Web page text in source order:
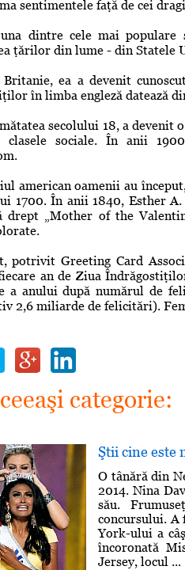
sentimentele faţă de cei
dintre cele mai
ţărilor din lume - din Statele
ea a devenit
în limba engleză datează
secolului 18, a
clasele sociale. În anii
american oamenii au
1700. În anii 1840, Esther
drept „Mother of the
potrivit Greeting Card
an de Ziua
a anului după numărul de
2,6 miliarde de felicitări).
categorie:
Ştii cine este
O tânără din
2014. Nina
său.
concursului. A
York-ului a
încoronată
Jersey, locul ...